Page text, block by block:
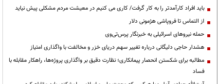
باید افراد کارآمدتر را به کار گرفت/ کاری می کنیم در معیشت مردم مشکلی پیش نیاید
از التماس تا فروپاشی هژمونی دلار
حمله نیروهای اسرائیلی به خبرنگار پرس‌تی‌وی
هشدار حاجی دلیگانی درباره تغییر سهم دریای خزر و مخالفت با واگذاری امتیاز
مطالبه برای شکستن انحصار پیمانکاری؛ نظارت دقیق بر واگذاری پروژه‌ها، راهکار مقابله با
فساد